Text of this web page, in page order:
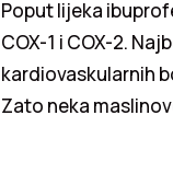
Poput lijeka
COX-1 i COX-2.
kardiovaskularnih
Zato neka